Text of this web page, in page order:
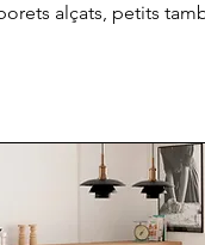
alçats, petits